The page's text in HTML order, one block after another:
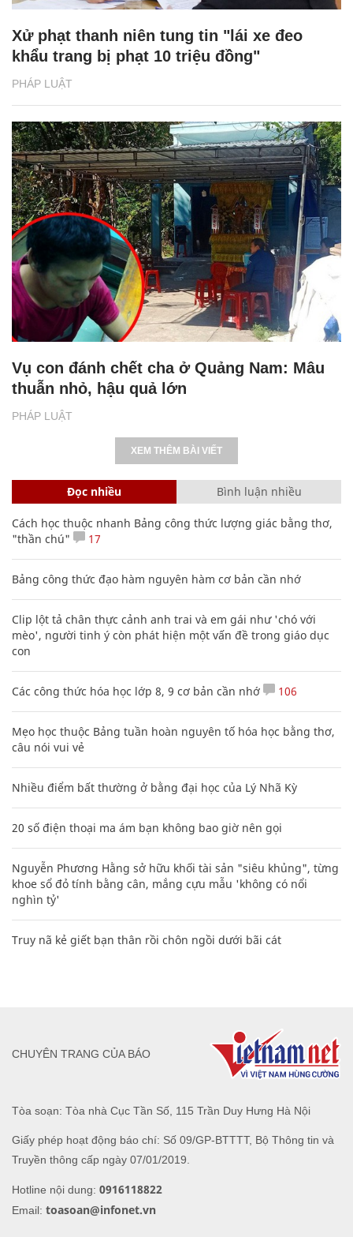
PHÁP LUẬT
Xử phạt thanh niên tung tin "lái xe đeo
khẩu trang bị phạt 10 triệu đồng"
PHÁP LUẬT
Vụ con đánh chết cha ở Quảng Nam: Mâu
thuẫn nhỏ, hậu quả lớn
XEM THÊM BÀI VIẾT
Đọc nhiều Bình luận nhiều
Cách học thuộc nhanh Bảng công thức lượng giác bằng thơ,
"thần chú"
17
Bảng công thức đạo hàm nguyên hàm cơ bản cần nhớ
Clip lột tả chân thực cảnh anh trai và em gái như 'chó với
mèo', người tinh ý còn phát hiện một vấn đề trong giáo dục
con
Các công thức hóa học lớp 8, 9 cơ bản cần nhớ 106
Mẹo học thuộc Bảng tuần hoàn nguyên tố hóa học bằng thơ,
câu nói vui vẻ
Nhiều điểm bất thường ở bằng đại học của Lý Nhã Kỳ
20 số điện thoại ma ám bạn không bao giờ nên gọi
Nguyễn Phương Hằng sở hữu khối tài sản "siêu khủng", từng
khoe sổ đỏ tính bằng cân, mắng cựu mẫu 'không có nổi
nghìn tỷ'
Truy nã kẻ giết bạn thân rồi chôn ngồi dưới bãi cát
Tòa soạn: Tòa nhà Cục Tần Số, 115 Trần Duy Hưng Hà Nội
Giấy phép hoạt động báo chí: Số 09/GP-BTTTT, Bộ Thông tin và
Truyền thông cấp ngày 07/01/2019.
Hotline nội dung: 0916118822
Email: toasoan@infonet.vn
CHUYÊN TRANG CỦA BÁO